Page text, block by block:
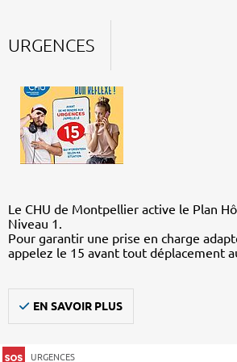
URGENCES
Le CHU de Montpellier active le Plan
Niveau 1.
Pour garantir une prise en charge
appelez le 15 avant tout déplacement
EN SAVOIR PLUS
URGENCES